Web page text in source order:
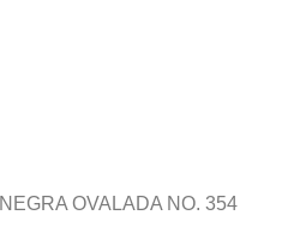
OVALADA NO. 354